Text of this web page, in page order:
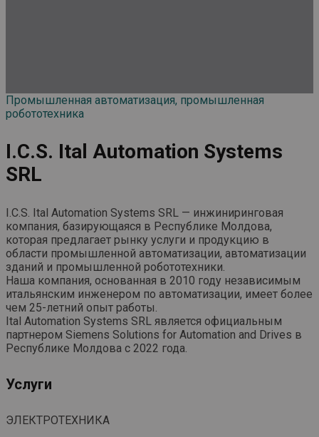
Промышленная автоматизация, промышленная
робототехника
I.C.S. Ital Automation Systems
SRL
I.C.S. Ital Automation Systems SRL — инжиниринговая
компания, базирующаяся в Республике Молдова,
которая предлагает рынку услуги и продукцию в
области промышленной автоматизации, автоматизации
зданий и промышленной робототехники.
Наша компания, основанная в 2010 году независимым
итальянским инженером по автоматизации, имеет более
чем 25-летний опыт работы.
Ital Automation Systems SRL является официальным
партнером Siemens Solutions for Automation and Drives в
Республике Молдова с 2022 года.
Услуги
ЭЛЕКТРОТЕХНИКА